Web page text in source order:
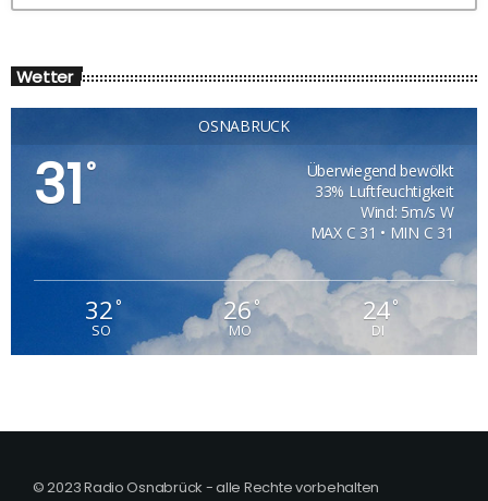
Wetter
OSNABRÜCK
31 °
Überwiegend bewölkt
33% Luftfeuchtigkeit
Wind: 5m/s W
MAX C 31 • MIN C 31
32°
SO
26°
MO
24°
DI
© 2023 Radio Osnabrück - alle Rechte vorbehalten